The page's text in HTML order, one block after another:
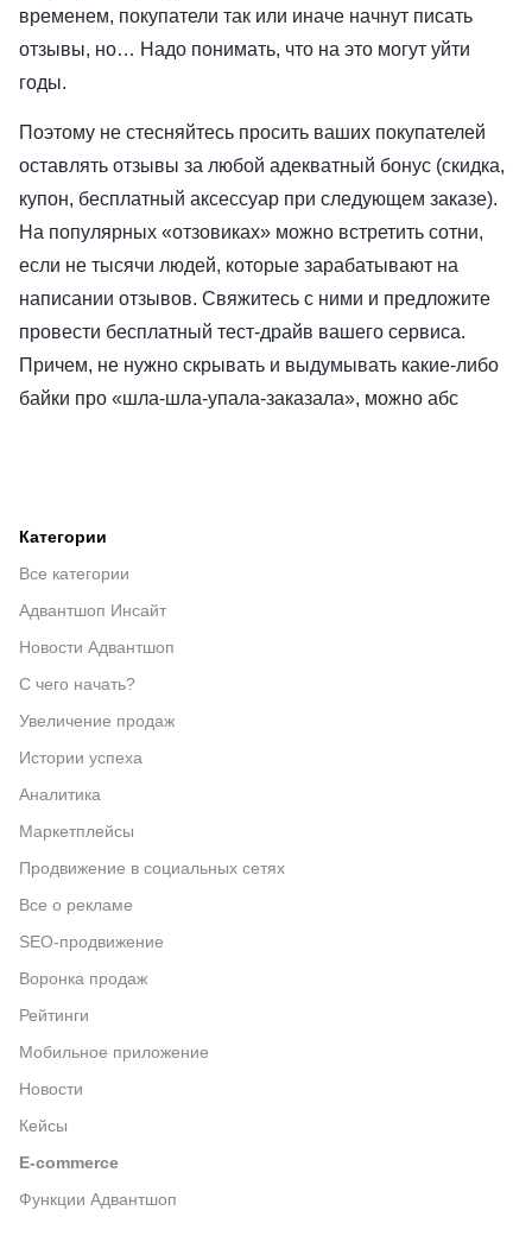
Категории
Все категории
Адвантшоп Инсайт
Новости Адвантшоп
С чего начать?
Увеличение продаж
Истории успеха
Аналитика
Маркетплейсы
Продвижение в социальных сетях
Все о рекламе
SEO-продвижение
Воронка продаж
Рейтинги
Мобильное приложение
Новости
Кейсы
E-commerce
Функции Адвантшоп
временем, покупатели так или иначе начнут писать
отзывы, но… Надо понимать, что на это могут уйти
годы.
Поэтому не стесняйтесь просить ваших покупателей
оставлять отзывы за любой адекватный бонус (скидка,
купон, бесплатный аксессуар при следующем заказе).
На популярных «отзовиках» можно встретить сотни,
если не тысячи людей, которые зарабатывают на
написании отзывов. Свяжитесь с ними и предложите
провести бесплатный тест-драйв вашего сервиса.
Причем, не нужно скрывать и выдумывать какие-либо
байки про «шла-шла-упала-заказала», можно абс